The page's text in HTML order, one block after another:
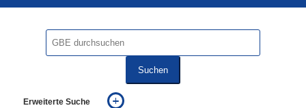
Suchen
Erweiterte Suche